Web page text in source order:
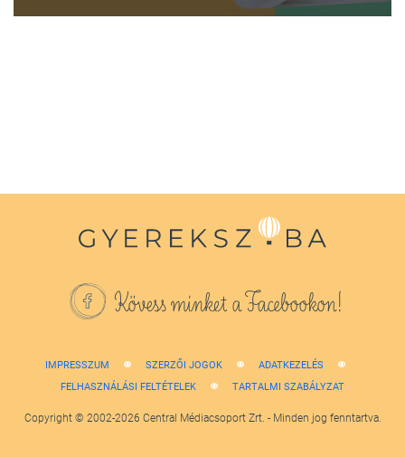
Kövess minket a Facebookon!
IMPRESSZUM SZERZŐI JOGOK
ADATKEZELÉS
FELHASZNÁLÁSI FELTÉTELEK
TARTALMI SZABÁLYZAT
Copyright © 2002-2026 Central Médiacsoport Zrt. - Minden jog fenntartva.